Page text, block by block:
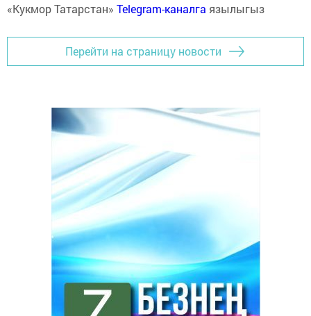
«Кукмор Татарстан» Telegram-каналга язылыгыз
Перейти на страницу новости